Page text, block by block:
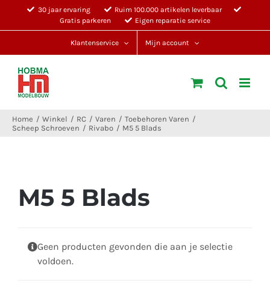
30 jaar ervaring
Ruim 100.000 artikelen leverbaar
Gratis parkeren
Eigen reparatie service
Klantenservice Mijn account
Home Winkel RC Varen
Toebehoren Varen
Scheep Schroeven
Rivabo M5 5 Blads
M5 5 Blads
Geen producten gevonden die aan je selectie
voldoen.